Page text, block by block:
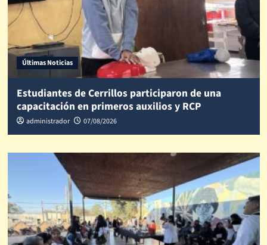
Últimas Noticias
Estudiantes de Cerrillos participaron de una
capacitación en primeros auxilios y RCP
administrador 07/08/2026